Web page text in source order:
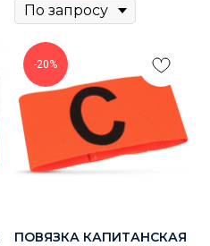
-20%
ПОВЯЗКА КАПИТАНСКАЯ